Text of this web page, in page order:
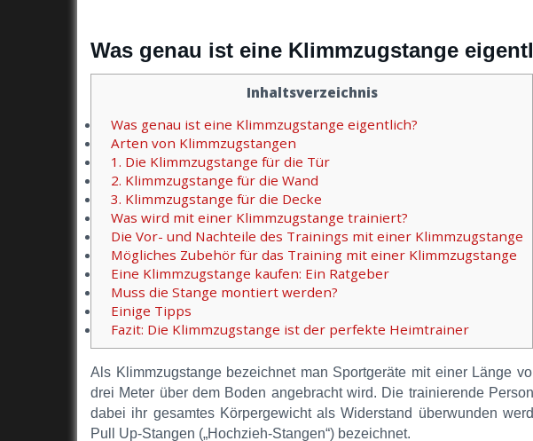
Was genau ist eine Klimmzugstange
Inhaltsverzeichnis
Was genau ist eine Klimmzugstange eigentlich?
Arten von Klimmzugstangen
1. Die Klimmzugstange für die Tür
2. Klimmzugstange für die Wand
3. Klimmzugstange für die Decke
Was wird mit einer Klimmzugstange trainiert?
Die Vor- und Nachteile des Trainings mit einer Klimmzugstange
Mögliches Zubehör für das Training mit einer Klimmzugstange
Eine Klimmzugstange kaufen: Ein Ratgeber
Muss die Stange montiert werden?
Einige Tipps
Fazit: Die Klimmzugstange ist der perfekte Heimtrainer
Als Klimmzugstange bezeichnet man Sportgeräte mit einer Länge
drei Meter über dem Boden angebracht wird. Die trainierende
dabei ihr gesamtes Körpergewicht als Widerstand überwunden
Pull Up-Stangen („Hochzieh-Stangen“) bezeichnet.